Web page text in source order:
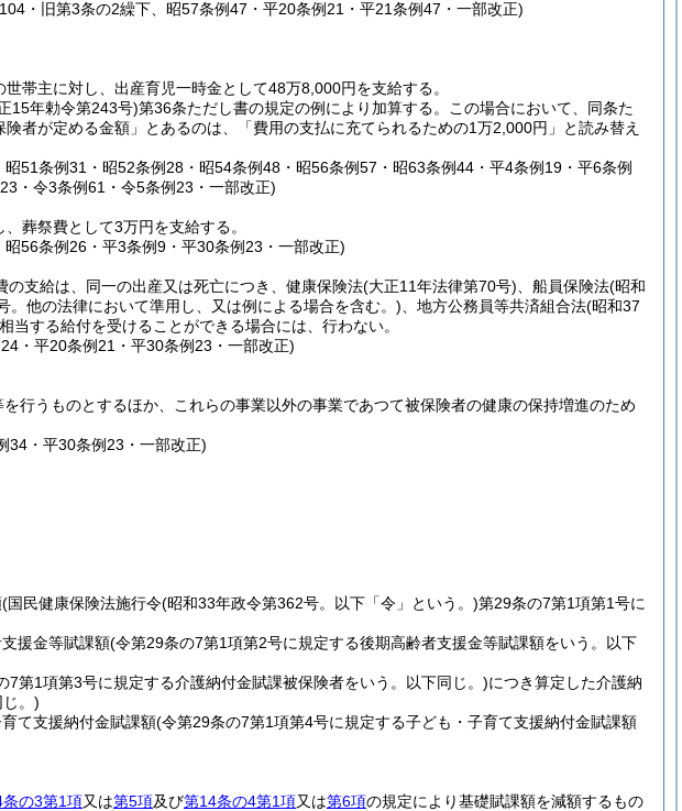
・旧第3条の2繰下、昭57条例47・平20条例21・平21条例47・一部改正)
帯主に対し、出産育児一時金として48万8,000円を支給する。
15年勅令第243号)第36条ただし書の規定の例により加算する。
この場合において、同条た
者が定める金額」とあるのは、「費用の支払に充てられるための1万2,000円」と読み替え
51条例31・昭52条例28・昭54条例48・昭56条例57・昭63条例44・平4条例19・平6条例
・令3条例61・令5条例23・一部改正)
葬祭費として3万円を支給する。
56条例26・平3条例9・平30条例23・一部改正)
支給は、同一の出産又は死亡につき、健康保険法(大正11年法律第70号) 、船員保険法(昭和
。他の法律において準用し、又は例による場合を含む。) 、地方公務員等共済組合法(昭和37
当する給付を受けることができる場合には、行わない。
・平20条例21・平30条例23・一部改正)
行うものとするほか、これらの事業以外の事業であつて被保険者の健康の保持増進のため
34・平30条例23・一部改正)
(国民健康保険法施行令(昭和33年政令第362号。以下「令」という。)第29条の7第1項第1号に
援金等賦課額(令第29条の7第1項第2号に規定する後期高齢者支援金等賦課額をいう。以下
7第1項第3号に規定する介護納付金賦課被保険者をいう。以下同じ。)につき算定した介護納
。)
て支援納付金賦課額(令第29条の7第1項第4号に規定する子ども・子育て支援納付金賦課額
の3第1項又は第5項及び第14条の4第1項又は第6項の規定により基礎賦課額を減額するもの